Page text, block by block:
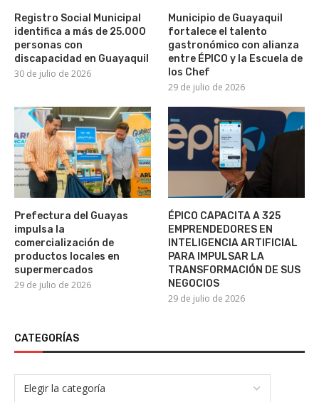
Registro Social Municipal
identifica a más de 25.000
personas con
discapacidad en Guayaquil
30 de julio de 2026
Municipio de Guayaquil
fortalece el talento
gastronómico con alianza
entre ÉPICO y la Escuela de
los Chef
29 de julio de 2026
Prefectura del Guayas
impulsa la
comercialización de
productos locales en
supermercados
29 de julio de 2026
ÉPICO CAPACITA A 325
EMPRENDEDORES EN
INTELIGENCIA ARTIFICIAL
PARA IMPULSAR LA
TRANSFORMACIÓN DE SUS
NEGOCIOS
29 de julio de 2026
CATEGORÍAS